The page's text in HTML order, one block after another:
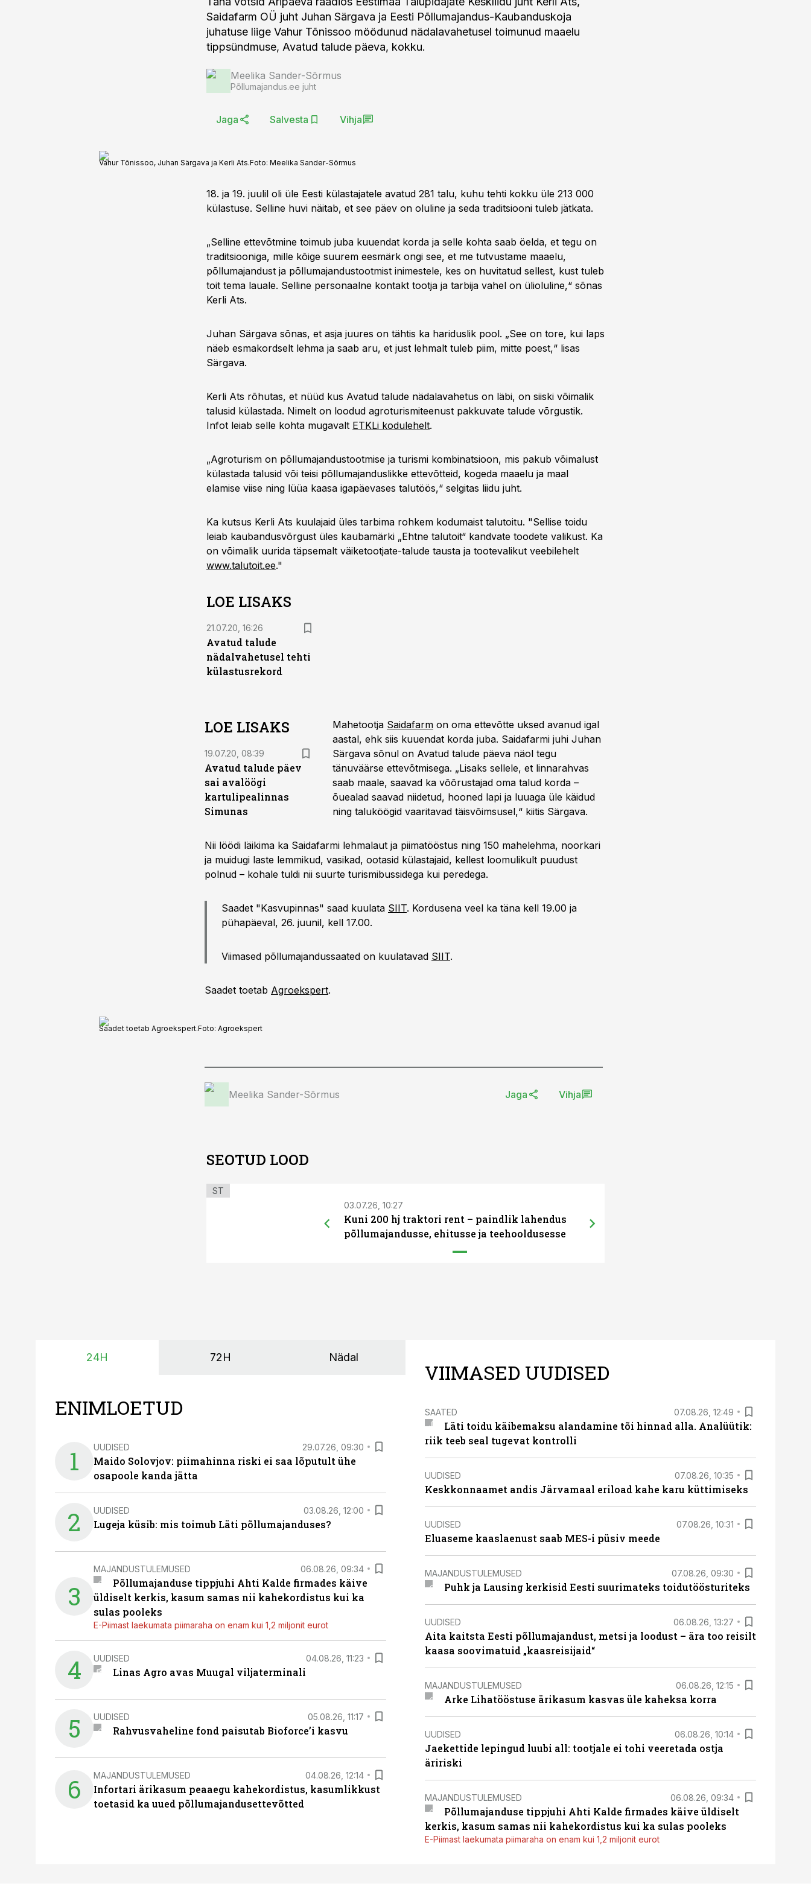
Saidafarm OÜ juht Juhan Särgava ja Eesti Põllumajandus-Kaubanduskoja
juhatuse liige Vahur Tõnissoo möödunud nädalavahetusel toimunud maaelu
tippsündmuse, Avatud talude päeva, kokku.
Meelika Sander-Sõrmus
Põllumajandus.ee juht
Jaga Salvesta Vihja
Vahur Tõnissoo, Juhan Särgava ja Kerli Ats.Foto: Meelika Sander-Sõrmus
18. ja 19. juulil oli üle Eesti külastajatele avatud 281 talu, kuhu tehti kokku üle 213 000
külastuse. Selline huvi näitab, et see päev on oluline ja seda traditsiooni tuleb jätkata.
„Selline ettevõtmine toimub juba kuuendat korda ja selle kohta saab öelda, et tegu on
traditsiooniga, mille kõige suurem eesmärk ongi see, et me tutvustame maaelu,
põllumajandust ja põllumajandustootmist inimestele, kes on huvitatud sellest, kust tuleb
toit tema lauale. Selline personaalne kontakt tootja ja tarbija vahel on ülioluline,“ sõnas
Kerli Ats.
Juhan Särgava sõnas, et asja juures on tähtis ka hariduslik pool. „See on tore, kui laps
näeb esmakordselt lehma ja saab aru, et just lehmalt tuleb piim, mitte poest,“ lisas
Särgava.
Kerli Ats rõhutas, et nüüd kus Avatud talude nädalavahetus on läbi, on siiski võimalik
talusid külastada. Nimelt on loodud agroturismiteenust pakkuvate talude võrgustik.
Infot leiab selle kohta mugavalt ETKLi kodulehelt.
„Agroturism on põllumajandustootmise ja turismi kombinatsioon, mis pakub võimalust
külastada talusid või teisi põllumajanduslikke ettevõtteid, kogeda maaelu ja maal
elamise viise ning lüüa kaasa igapäevases talutöös,“ selgitas liidu juht.
Ka kutsus Kerli Ats kuulajaid üles tarbima rohkem kodumaist talutoitu. "Sellise toidu
leiab kaubandusvõrgust üles kaubamärki „Ehtne talutoit“ kandvate toodete valikust. Ka
on võimalik uurida täpsemalt väiketootjate-talude tausta ja tootevalikut veebilehelt
www.talutoit.ee."
LOE LISAKS
21.07.20, 16:26
Avatud talude
nädalvahetusel tehti
külastusrekord
LOE LISAKS
19.07.20, 08:39
Avatud talude päev
sai avalöögi
kartulipealinnas
Simunas
Mahetootja Saidafarm on oma ettevõtte uksed avanud igal
aastal, ehk siis kuuendat korda juba. Saidafarmi juhi Juhan
Särgava sõnul on Avatud talude päeva näol tegu
tänuväärse ettevõtmisega. „Lisaks sellele, et linnarahvas
saab maale, saavad ka võõrustajad oma talud korda –
õuealad saavad niidetud, hooned lapi ja luuaga üle käidud
ning taluköögid vaaritavad täisvõimsusel,“ kiitis Särgava.
Nii löödi läikima ka Saidafarmi lehmalaut ja piimatööstus ning 150 mahelehma, noorkari
ja muidugi laste lemmikud, vasikad, ootasid külastajaid, kellest loomulikult puudust
polnud – kohale tuldi nii suurte turismibussidega kui peredega.
Saadet "Kasvupinnas" saad kuulata SIIT. Kordusena veel ka täna kell 19.00 ja
pühapäeval, 26. juunil, kell 17.00.
Viimased põllumajandussaated on kuulatavad SIIT.
Saadet toetab Agroekspert.
Saadet toetab Agroekspert.Foto: Agroekspert
Meelika Sander-Sõrmus Jaga Vihja
SEOTUD LOOD
ST
03.07.26, 10:27
Kuni 200 hj traktori rent – paindlik lahendus
põllumajandusse, ehitusse ja teehooldusesse
24H 72H Nädal
ENIMLOETUD
1 UUDISED 29.07.26, 09:30
Maido Solovjov: piimahinna riski ei saa lõputult ühe
osapoole kanda jätta
2 UUDISED 03.08.26, 12:00
Lugeja küsib: mis toimub Läti põllumajanduses?
3
MAJANDUSTULEMUSED 06.08.26, 09:34
Põllumajanduse tippjuhi Ahti Kalde firmades käive
üldiselt kerkis, kasum samas nii kahekordistus kui ka
sulas pooleks
E-Piimast laekumata piimaraha on enam kui 1,2 miljonit eurot
4 UUDISED 04.08.26, 11:23
Linas Agro avas Muugal viljaterminali
5 UUDISED 05.08.26, 11:17
Rahvusvaheline fond paisutab Bioforce’i kasvu
6 MAJANDUSTULEMUSED 04.08.26, 12:14
Infortari ärikasum peaaegu kahekordistus, kasumlikkust
toetasid ka uued põllumajandusettevõtted
VIIMASED UUDISED
SAATED 07.08.26, 12:49
Läti toidu käibemaksu alandamine tõi hinnad alla. Analüütik:
riik teeb seal tugevat kontrolli
UUDISED 07.08.26, 10:35
Keskkonnaamet andis Järvamaal eriload kahe karu küttimiseks
UUDISED 07.08.26, 10:31
Eluaseme kaaslaenust saab MES-i püsiv meede
MAJANDUSTULEMUSED 07.08.26, 09:30
Puhk ja Lausing kerkisid Eesti suurimateks toidutöösturiteks
UUDISED 06.08.26, 13:27
Aita kaitsta Eesti põllumajandust, metsi ja loodust – ära too reisilt
kaasa soovimatuid „kaasreisijaid“
MAJANDUSTULEMUSED 06.08.26, 12:15
Arke Lihatööstuse ärikasum kasvas üle kaheksa korra
UUDISED 06.08.26, 10:14
Jaekettide lepingud luubi all: tootjale ei tohi veeretada ostja
äririski
MAJANDUSTULEMUSED 06.08.26, 09:34
Põllumajanduse tippjuhi Ahti Kalde firmades käive üldiselt
kerkis, kasum samas nii kahekordistus kui ka sulas pooleks
E-Piimast laekumata piimaraha on enam kui 1,2 miljonit eurot